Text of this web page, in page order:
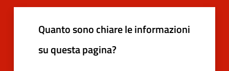
Quanto sono chiare le informazioni
su questa pagina?